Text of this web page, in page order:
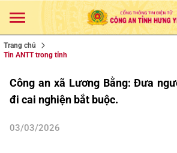
Trang chủ
Tin ANTT trong tỉnh
Công an xã Lương Bằng: Đưa
đi cai nghiện bắt buộc.
03/03/2026